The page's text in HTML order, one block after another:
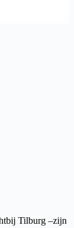
Tilburg –zijn